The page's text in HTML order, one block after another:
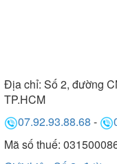
Địa chỉ: Số 2, đường
TP.HCM
07.92.93.88.68 -
Mã số thuế: